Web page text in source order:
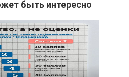
быть интересно